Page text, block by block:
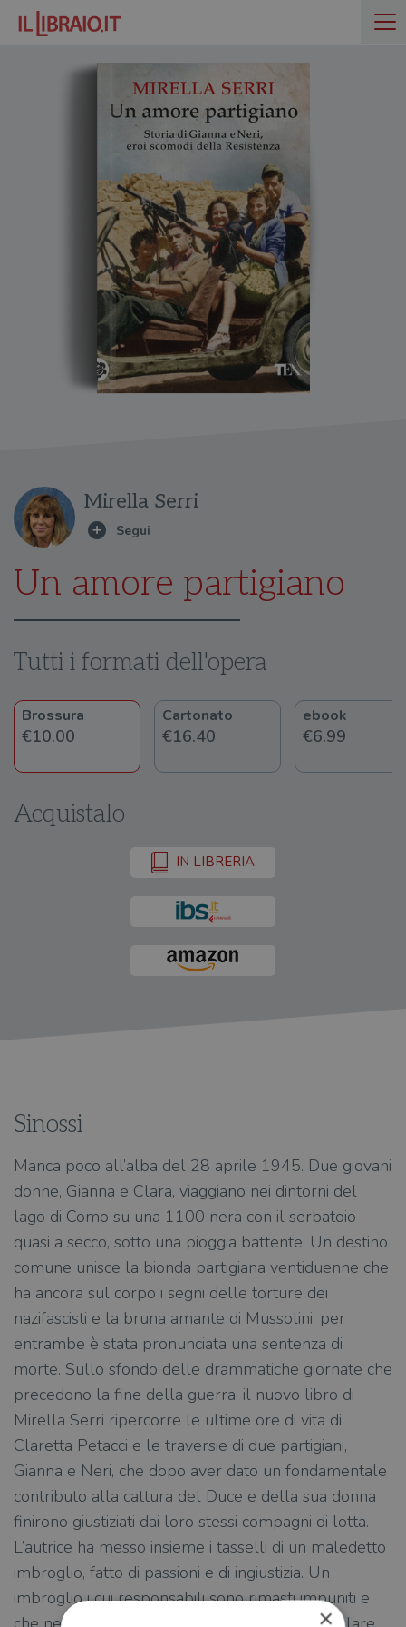
Mirella Serri
Un amore partigiano
Tutti i formati dell'opera
Brossura
€10.00
Cartonato
€16.40
ebook
€6.99
Acquistalo
IN LIBRERIA
Sinossi
Manca poco all’alba del 28 aprile 1945. Due giovani
donne, Gianna e Clara, viaggiano nei dintorni del
lago di Como su una 1100 nera con il serbatoio
quasi a secco, sotto una pioggia battente. Un destino
comune unisce la bionda partigiana ventiduenne che
ha ancora sul corpo i segni delle torture dei
nazifascisti e la bruna amante di Mussolini: per
entrambe è stata pronunciata una sentenza di
morte. Sullo sfondo delle drammatiche giornate che
precedono la fine della guerra, il nuovo libro di
Mirella Serri ripercorre le ultime ore di vita di
Claretta Petacci e le traversie di due partigiani,
Gianna e Neri, che dopo aver dato un fondamentale
contributo alla cattura del Duce e della sua donna
finirono giustiziati dai loro stessi compagni di lotta.
L’autrice ha messo insieme i tasselli di un maledetto
imbroglio, fatto di passioni e di ingiustizia. Un
imbroglio i cui responsabili sono rimasti impuniti e
×